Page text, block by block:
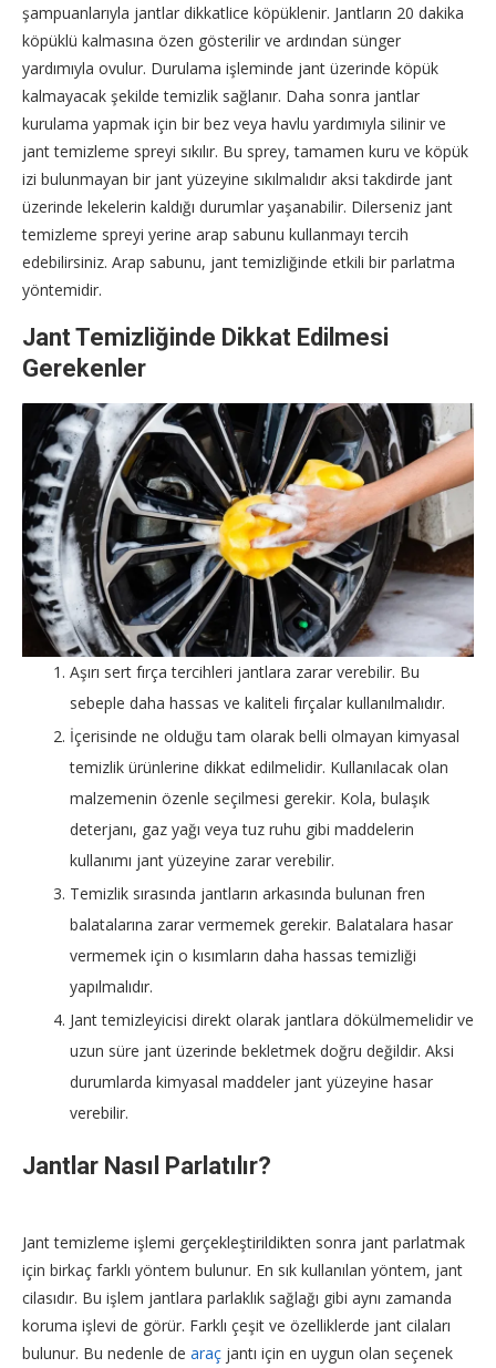
şampuanlarıyla jantlar dikkatlice köpüklenir. Jantların 20 dakika
köpüklü kalmasına özen gösterilir ve ardından sünger
yardımıyla ovulur. Durulama işleminde jant üzerinde köpük
kalmayacak şekilde temizlik sağlanır. Daha sonra jantlar
kurulama yapmak için bir bez veya havlu yardımıyla silinir ve
jant temizleme spreyi sıkılır. Bu sprey, tamamen kuru ve köpük
izi bulunmayan bir jant yüzeyine sıkılmalıdır aksi takdirde jant
üzerinde lekelerin kaldığı durumlar yaşanabilir. Dilerseniz jant
temizleme spreyi yerine arap sabunu kullanmayı tercih
edebilirsiniz. Arap sabunu, jant temizliğinde etkili bir parlatma
yöntemidir.
Jant Temizliğinde Dikkat Edilmesi
Gerekenler
Aşırı sert fırça tercihleri jantlara zarar verebilir. Bu
sebeple daha hassas ve kaliteli fırçalar kullanılmalıdır.
İçerisinde ne olduğu tam olarak belli olmayan kimyasal
temizlik ürünlerine dikkat edilmelidir. Kullanılacak olan
malzemenin özenle seçilmesi gerekir. Kola, bulaşık
deterjanı, gaz yağı veya tuz ruhu gibi maddelerin
kullanımı jant yüzeyine zarar verebilir.
Temizlik sırasında jantların arkasında bulunan fren
balatalarına zarar vermemek gerekir. Balatalara hasar
vermemek için o kısımların daha hassas temizliği
yapılmalıdır.
Jant temizleyicisi direkt olarak jantlara dökülmemelidir ve
uzun süre jant üzerinde bekletmek doğru değildir. Aksi
durumlarda kimyasal maddeler jant yüzeyine hasar
verebilir.
Jantlar Nasıl Parlatılır?
Jant temizleme işlemi gerçekleştirildikten sonra jant parlatmak
için birkaç farklı yöntem bulunur. En sık kullanılan yöntem, jant
cilasıdır. Bu işlem jantlara parlaklık sağlağı gibi aynı zamanda
koruma işlevi de görür. Farklı çeşit ve özelliklerde jant cilaları
bulunur. Bu nedenle de araç jantı için en uygun olan seçenek